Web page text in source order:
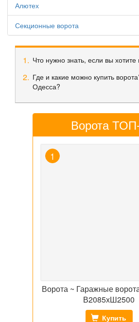
Алютех
Секционные ворота
Что нужно знать, если вы хотите
Где и какие можно купить
Одесса?
Ворота
Ворота ~ Гаражные
В2085хШ2500
Купить